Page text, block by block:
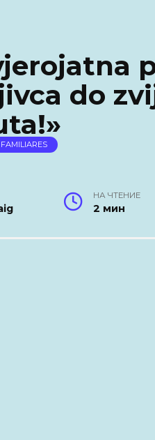
do
НА ЧТЕНИЕ
2 мин